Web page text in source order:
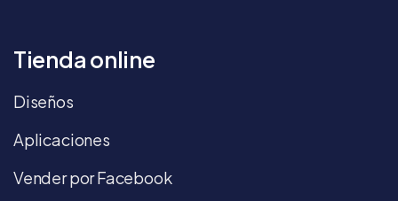
Tienda online
Diseños
Aplicaciones
Vender por Facebook